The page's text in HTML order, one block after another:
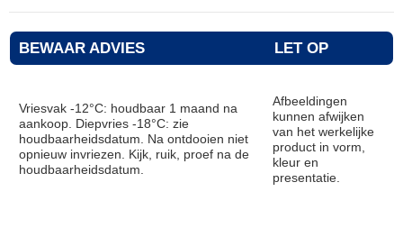
BEWAAR ADVIES LET OP
Vriesvak -12°C: houdbaar 1 maand na
aankoop. Diepvries -18°C: zie
houdbaarheidsdatum. Na ontdooien niet
opnieuw invriezen. Kijk, ruik, proef na de
houdbaarheidsdatum.
Afbeeldingen
kunnen afwijken
van het werkelijke
product in vorm,
kleur en
presentatie.